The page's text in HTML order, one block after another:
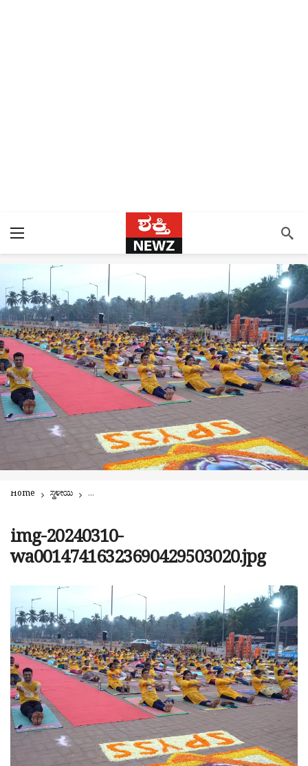
Home ಸ್ಥಳೀಯ ಎಸ್.ಪಿ.ವೈ.ಎಸ್.ಎಸ್. ಯೋಗ ಸಮಿತಿಯಿಂದ ಸಾಮೂಹಿಕ ಯೋಗ
img-20240310-
wa00147416323690429503020.jpg